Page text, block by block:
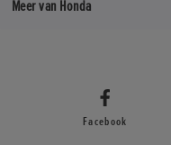
Meer van Honda
Facebook